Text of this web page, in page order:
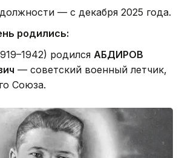
— с декабря 2025 года.
родились:
родился АБДИРОВ
— советский военный летчик,
Союза.